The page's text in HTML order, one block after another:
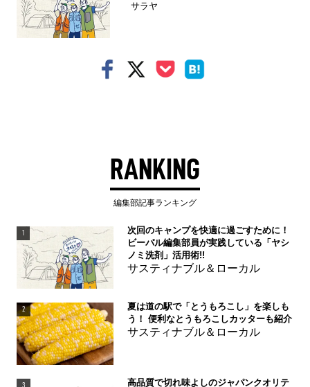
サラヤ
RANKING
編集部記事ランキング
1
次回のキャンプを快適に過ごすために！
ビーパル編集部員が実践している「ヤシ
ノミ洗剤」活用術!!
サスティナブル＆ローカル
2
夏は道の駅で「とうもろこし」を楽しも
う！ 便利なとうもろこしカッターも紹介
サスティナブル＆ローカル
3 高品質で切れ味よしのジャパンクオリテ